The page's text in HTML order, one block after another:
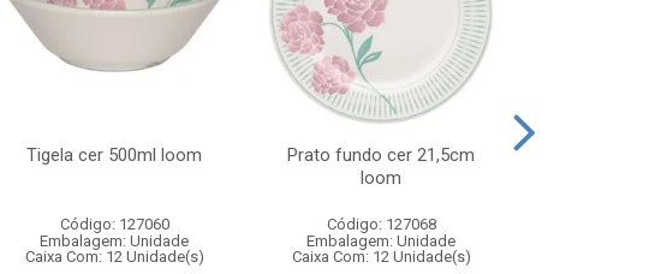
Tigela cer 500ml loom
Código: 127060
Embalagem: Unidade
Caixa Com: 12 Unidade(s)
Prato fundo cer 21,5cm
loom
Código: 127068
Embalagem: Unidade
Caixa Com: 12 Unidade(s)